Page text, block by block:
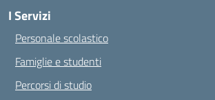
I Servizi
Personale scolastico
Famiglie e studenti
Percorsi di studio